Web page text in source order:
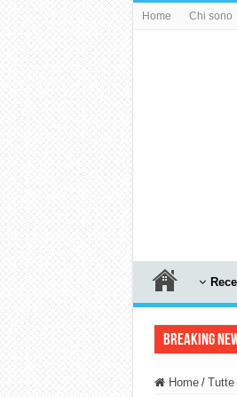
Home Chi sono
Breaking
Home / Tutte